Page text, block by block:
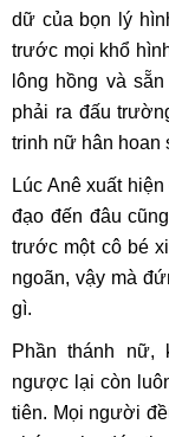
dữ của bọn lý
trước mọi khổ
lông hồng và
phải ra đấu
trinh nữ hân hoan
Lúc Anê xuất
đạo đến đâu
trước một cô bé
ngoãn, vậy mà
gì.
Phần thánh nữ,
ngược lại còn
tiên. Mọi người